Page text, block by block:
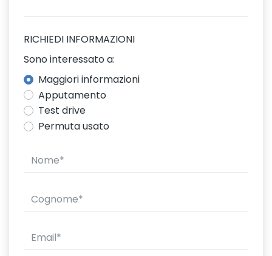
RICHIEDI INFORMAZIONI
Sono interessato a:
Maggiori informazioni
Apputamento
Test drive
Permuta usato